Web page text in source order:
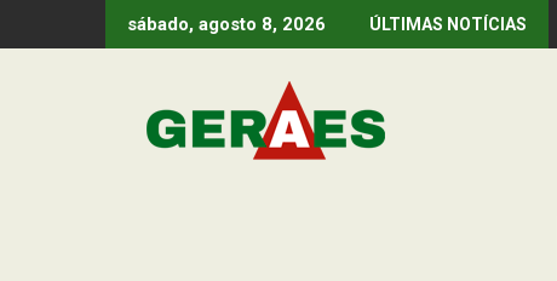
to
sábado, agosto 8, 2026 ÚLTIMAS NOTÍCIAS